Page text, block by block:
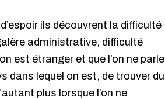
ils découvrent la difficulté
administrative, difficulté
est étranger et que l’on ne parle
dans lequel on est, de trouver du
plus lorsque l’on ne